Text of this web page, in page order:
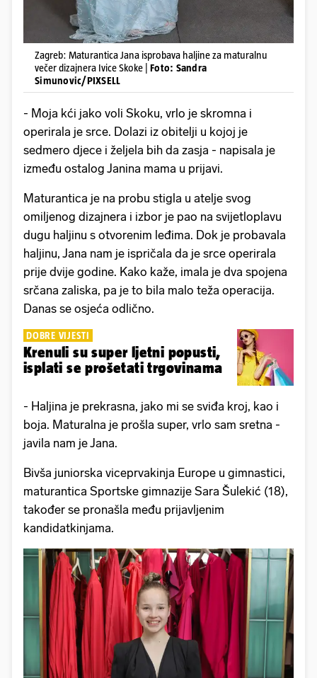
Zagreb: Maturantica Jana isprobava haljine za maturalnu
večer dizajnera Ivice Skoke | Foto: Sandra
Simunovic/PIXSELL
- Moja kći jako voli Skoku, vrlo je skromna i
operirala je srce. Dolazi iz obitelji u kojoj je
sedmero djece i željela bih da zasja - napisala je
između ostalog Janina mama u prijavi.
Maturantica je na probu stigla u atelje svog
omiljenog dizajnera i izbor je pao na svijetloplavu
dugu haljinu s otvorenim leđima. Dok je probavala
haljinu, Jana nam je ispričala da je srce operirala
prije dvije godine. Kako kaže, imala je dva spojena
srčana zaliska, pa je to bila malo teža operacija.
Danas se osjeća odlično.
DOBRE VIJESTI
Krenuli su super ljetni popusti,
isplati se prošetati trgovinama
- Haljina je prekrasna, jako mi se sviđa kroj, kao i
boja. Maturalna je prošla super, vrlo sam sretna -
javila nam je Jana.
Bivša juniorska viceprvakinja Europe u gimnastici,
maturantica Sportske gimnazije Sara Šulekić (18),
također se pronašla među prijavljenim
kandidatkinjama.